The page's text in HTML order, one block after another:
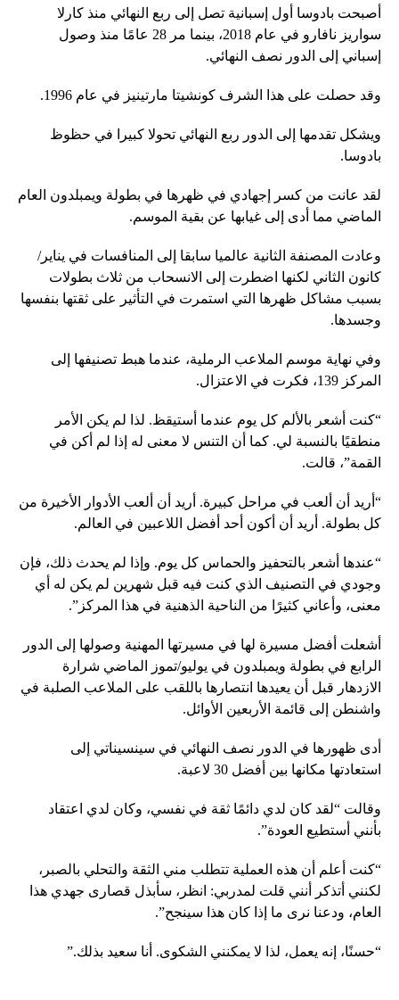
أصبحت بادوسا أول إسبانية تصل إلى ربع النهائي منذ كارلا
سواريز نافارو في عام 2018، بينما مر 28 عامًا منذ وصول
إسباني إلى الدور نصف النهائي.
وقد حصلت على هذا الشرف كونشيتا مارتينيز في عام 1996.
ويشكل تقدمها إلى الدور ربع النهائي تحولا كبيرا في حظوظ
بادوسا.
لقد عانت من كسر إجهادي في ظهرها في بطولة ويمبلدون العام
الماضي مما أدى إلى غيابها عن بقية الموسم.
وعادت المصنفة الثانية عالميا سابقا إلى المنافسات في يناير/
كانون الثاني لكنها اضطرت إلى الانسحاب من ثلاث بطولات
بسبب مشاكل ظهرها التي استمرت في التأثير على ثقتها بنفسها
وجسدها.
وفي نهاية موسم الملاعب الرملية، عندما هبط تصنيفها إلى
المركز 139، فكرت في الاعتزال.
“كنت أشعر بالألم كل يوم عندما أستيقظ. لذا لم يكن الأمر
منطقيًا بالنسبة لي. كما أن التنس لا معنى له إذا لم أكن في
القمة”، قالت.
“أريد أن ألعب في مراحل كبيرة. أريد أن ألعب الأدوار الأخيرة من
كل بطولة. أريد أن أكون أحد أفضل اللاعبين في العالم.
“عندها أشعر بالتحفيز والحماس كل يوم. وإذا لم يحدث ذلك، فإن
وجودي في التصنيف الذي كنت فيه قبل شهرين لم يكن له أي
معنى، وأعاني كثيرًا من الناحية الذهنية في هذا المركز”.
أشعلت أفضل مسيرة لها في مسيرتها المهنية وصولها إلى الدور
الرابع في بطولة ويمبلدون في يوليو/تموز الماضي شرارة
الازدهار قبل أن يعيدها انتصارها باللقب على الملاعب الصلبة في
واشنطن إلى قائمة الأربعين الأوائل.
أدى ظهورها في الدور نصف النهائي في سينسيناتي إلى
استعادتها مكانها بين أفضل 30 لاعبة.
وقالت “لقد كان لدي دائمًا ثقة في نفسي، وكان لدي اعتقاد
بأنني أستطيع العودة”.
“كنت أعلم أن هذه العملية تتطلب مني الثقة والتحلي بالصبر،
لكنني أتذكر أنني قلت لمدربي: انظر، سأبذل قصارى جهدي هذا
العام، ودعنا نرى ما إذا كان هذا سينجح”.
“حسنًا، إنه يعمل، لذا لا يمكنني الشكوى. أنا سعيد بذلك.”